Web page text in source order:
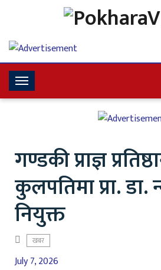
Toggle
Navigation
गण्डकी प्राज्ञ
कुलपतिमा प्रा. डा.
नियुक्त
खबर
July 7, 2026